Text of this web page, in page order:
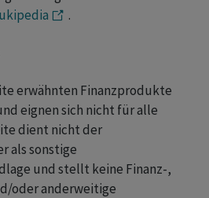
.
erwähnten Finanzprodukte
eignen sich nicht für alle
dient nicht der
als sonstige
und stellt keine Finanz-,
oder anderweitige